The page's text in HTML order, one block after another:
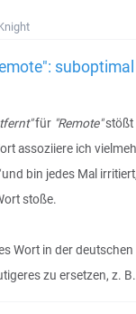
suboptimal
für "Remote"stößt
assoziiere ich
und bin jedes Mal
stoße.
Wort in der
zu ersetzen, z. B.